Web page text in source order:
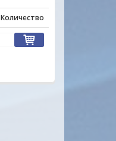
Количество